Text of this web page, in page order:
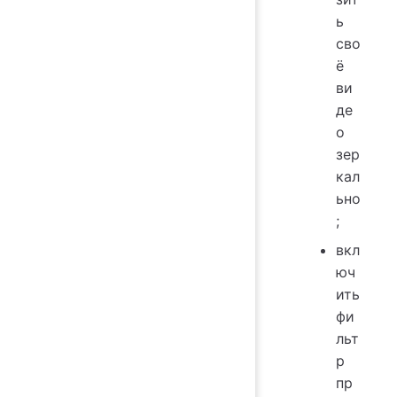
ь
сво
ё
ви
де
о
зер
кал
ьно
;
вкл
юч
ить
фи
льт
р
пр